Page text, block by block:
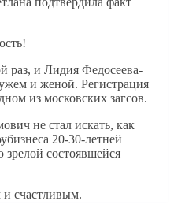
раз, и Лидия Федосеева-
и женой. Регистрация
из московских загсов.
не стал искать, как
20-30-летней
зрелой состоявшейся
и счастливым.